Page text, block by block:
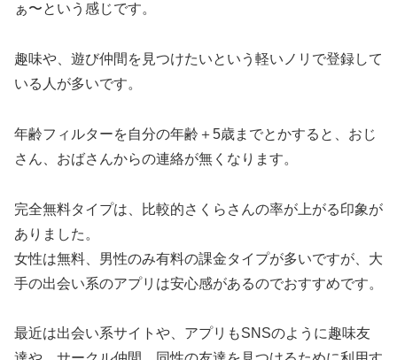
ぁ〜という感じです。
趣味や、遊び仲間を見つけたいという軽いノリで登録して
いる人が多いです。
年齢フィルターを自分の年齢＋5歳までとかすると、おじ
さん、おばさんからの連絡が無くなります。
完全無料タイプは、比較的さくらさんの率が上がる印象が
ありました。
女性は無料、男性のみ有料の課金タイプが多いですが、大
手の出会い系のアプリは安心感があるのでおすすめです。
最近は出会い系サイトや、アプリもSNSのように趣味友